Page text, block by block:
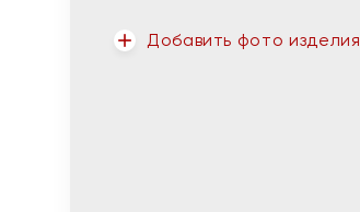
Добавить фото изделия